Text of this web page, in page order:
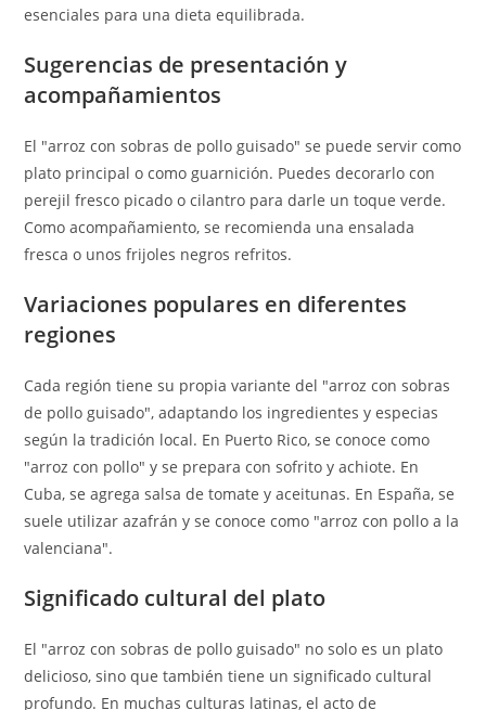
esenciales para una dieta equilibrada.
Sugerencias de presentación y
acompañamientos
El "arroz con sobras de pollo guisado" se puede servir como
plato principal o como guarnición. Puedes decorarlo con
perejil fresco picado o cilantro para darle un toque verde.
Como acompañamiento, se recomienda una ensalada
fresca o unos frijoles negros refritos.
Variaciones populares en diferentes
regiones
Cada región tiene su propia variante del "arroz con sobras
de pollo guisado", adaptando los ingredientes y especias
según la tradición local. En Puerto Rico, se conoce como
"arroz con pollo" y se prepara con sofrito y achiote. En
Cuba, se agrega salsa de tomate y aceitunas. En España, se
suele utilizar azafrán y se conoce como "arroz con pollo a la
valenciana".
Significado cultural del plato
El "arroz con sobras de pollo guisado" no solo es un plato
delicioso, sino que también tiene un significado cultural
profundo. En muchas culturas latinas, el acto de